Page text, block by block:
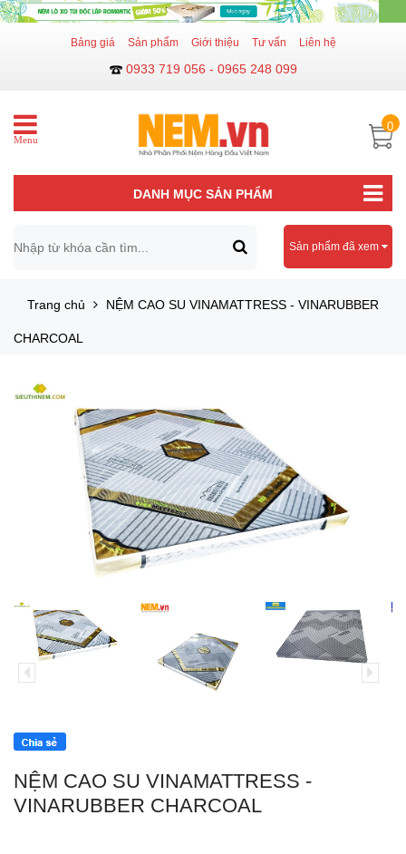
Bảng giá Sản phẩm Giới thiệu Tư vấn Liên hệ
0933 719 056 - 0965 248 099
Menu
0
DANH MỤC SẢN PHẨM
Sản phẩm đã xem
Trang chủ NỆM CAO SU VINAMATTRESS - VINARUBBER
CHARCOAL
NỆM CAO SU VINAMATTRESS -
VINARUBBER CHARCOAL